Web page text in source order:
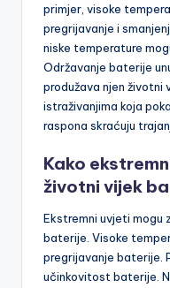
primjer, visoke
pregrijavanje i
niske temperature
Održavanje baterije
produžava njen životni
istraživanjima koja
raspona skraćuju
Kako
životni vijek
Ekstremni uvjeti mogu
baterije. Visoke
pregrijavanje baterije.
učinkovitost baterije.